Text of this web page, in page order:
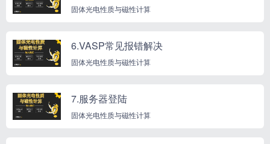
固体光电性质与磁性计算
6.VASP常见报错解决
固体光电性质与磁性计算
7.服务器登陆
固体光电性质与磁性计算